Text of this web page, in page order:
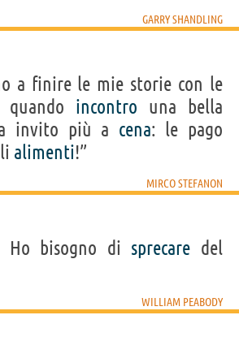
GARRY SHANDLING
a finire le mie storie con le
incontro una bella
invito più a cena: le pago
alimenti!”
MIRCO STEFANON
Ho bisogno di sprecare del
WILLIAM PEABODY